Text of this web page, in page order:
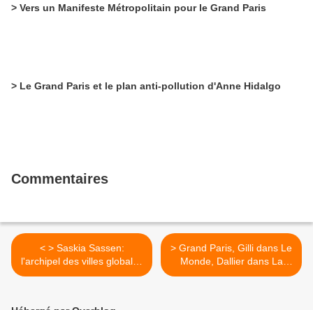
> Vers un Manifeste Métropolitain pour le Grand Paris
> Le Grand Paris et le plan anti-pollution d'Anne Hidalgo
Commentaires
< > Saskia Sassen:
l'archipel des villes globales
[classement MasterCard
> Grand Paris, Gilli dans Le
Monde, Dallier dans La
Gazette >